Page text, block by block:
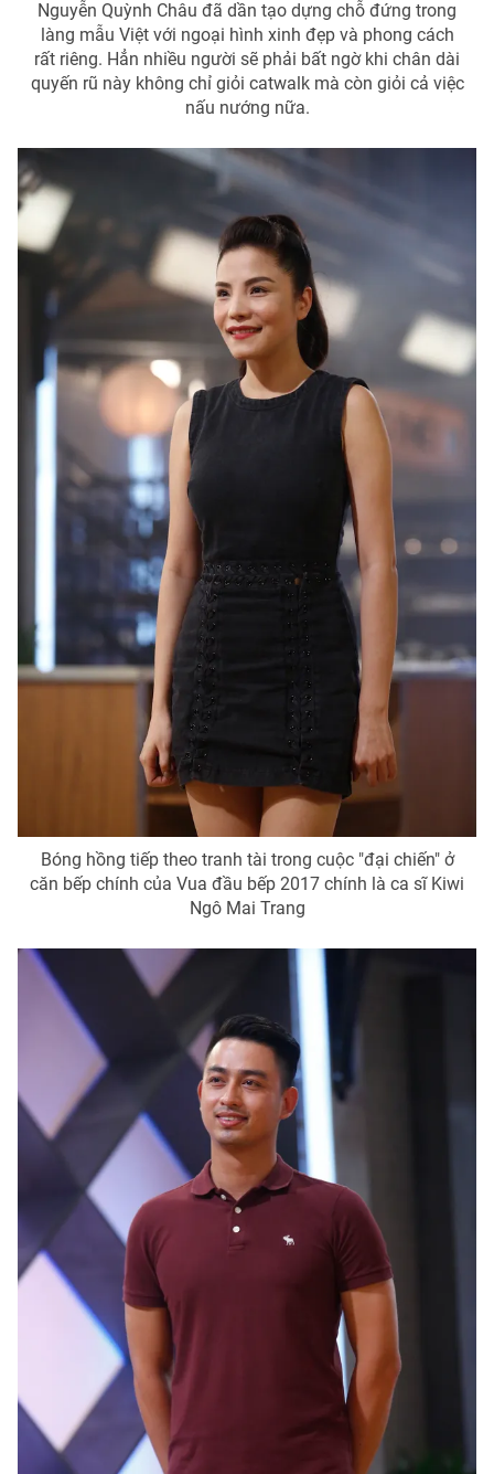
Nguyễn Quỳnh Châu đã dần tạo dựng chỗ đứng trong
làng mẫu Việt với ngoại hình xinh đẹp và phong cách
rất riêng. Hẳn nhiều người sẽ phải bất ngờ khi chân dài
quyến rũ này không chỉ giỏi catwalk mà còn giỏi cả việc
nấu nướng nữa.
Bóng hồng tiếp theo tranh tài trong cuộc "đại chiến" ở
căn bếp chính của Vua đầu bếp 2017 chính là ca sĩ Kiwi
Ngô Mai Trang